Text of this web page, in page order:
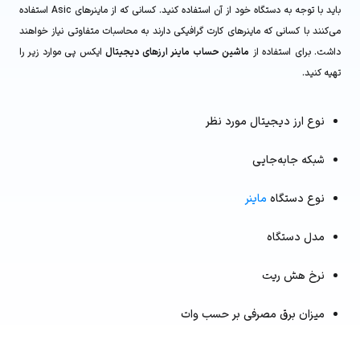
باید با توجه به دستگاه خود از آن استفاده کنید. کسانی که از ماینرهای Asic استفاده
می‌کنند با کسانی که ماینرهای کارت گرافیکی دارند به محاسبات متفاوتی نیاز خواهند
داشت. برای استفاده از ماشین حساب ماینر ارزهای دیجیتالایکس پی موارد زیر را
تهیه کنید.
نوع ارز دیجیتال مورد نظر
شبکه جابه‌جایی
نوع دستگاه ماینر
مدل دستگاه
نرخ هش ریت
میزان برق مصرفی بر حسب وات